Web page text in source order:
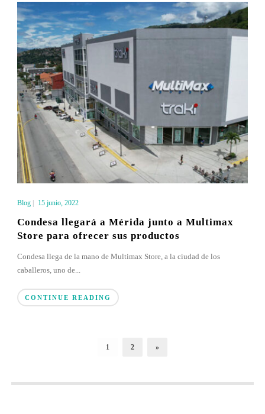
Blog| 15 junio, 2022
Condesa llegará a Mérida junto a Multimax
Store para ofrecer sus productos
Condesa llega de la mano de Multimax Store, a la ciudad de los
caballeros, uno de...
CONTINUE READING
1 2 »